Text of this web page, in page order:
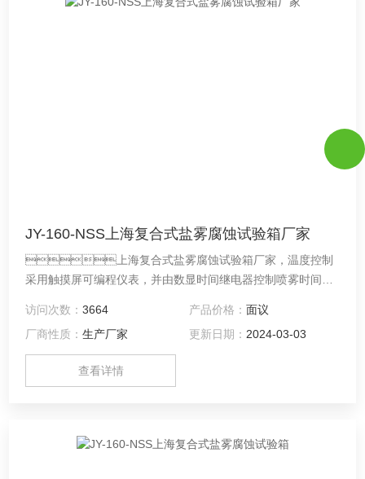
JY-160-NSS上海复合式盐雾腐蚀试验箱厂家
上海复合式盐雾腐蚀试验箱厂家，温度控制
采用触摸屏可编程仪表，并由数显时间继电器控制喷雾时间，
访问次数：3664 产品价格： 面议
厂商性质：生产厂家 更新日期： 2024-03-03
查看详情